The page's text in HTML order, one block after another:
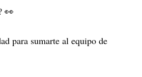
👀
para sumarte al equipo de